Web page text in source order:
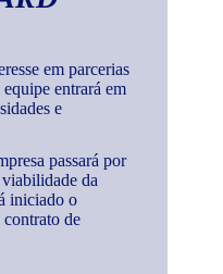
em parcerias
entrará em
e
passará por
da
iniciado o
contrato de